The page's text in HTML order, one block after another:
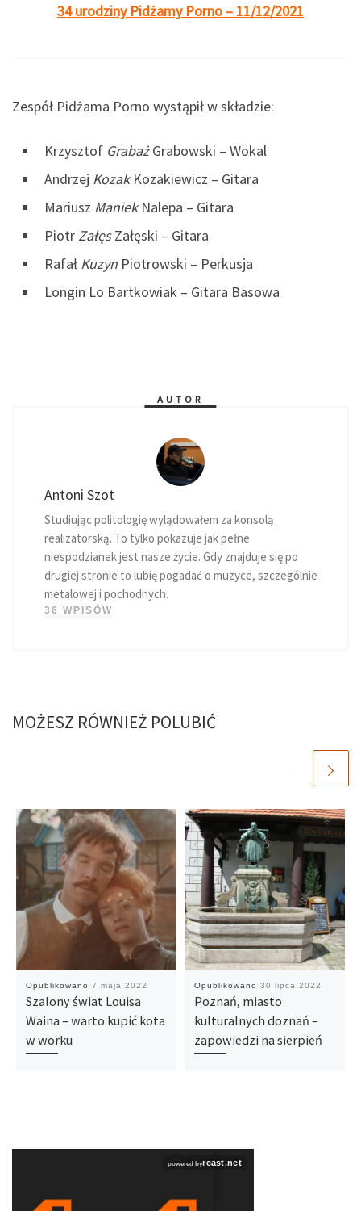
34 urodziny Pidżamy Porno – 11/12/2021
Zespół Pidżama Porno wystąpił w składzie:
Krzysztof GrabażGrabowski – Wokal
Andrzej KozakKozakiewicz – Gitara
Mariusz ManiekNalepa – Gitara
Piotr ZałęsZałęski – Gitara
Rafał Kuzyn Piotrowski – Perkusja
Longin Lo Bartkowiak – Gitara Basowa
AUTOR
Antoni Szot
Studiując politologię wylądowałem za konsolą
realizatorską. To tylko pokazuje jak pełne
niespodzianek jest nasze życie. Gdy znajduje się po
drugiej stronie to lubię pogadać o muzyce, szczególnie
metalowej i pochodnych.
36 WPISÓW
MOŻESZ RÓWNIEŻ POLUBIĆ
Opublikowano 7 maja 2022
Szalony świat Louisa
Waina – warto kupić kota
w worku
Opublikowano 30 lipca 2022
Poznań, miasto
kulturalnych doznań –
zapowiedzi na sierpień